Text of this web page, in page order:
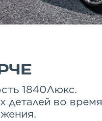
1840Люкс.
деталей во время